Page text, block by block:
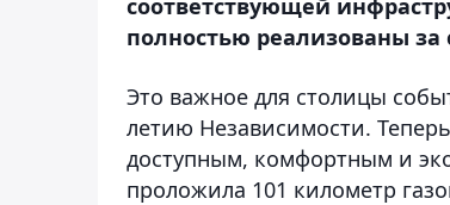
полностью реализованы за
Это важное для столицы
летию Независимости.
доступным, комфортным и
проложила 101 километр